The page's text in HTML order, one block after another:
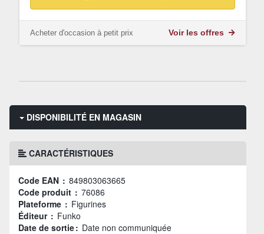
Acheter d'occasion à petit prix Voir les offres
DISPONIBILITÉ EN MAGASIN
CARACTÉRISTIQUES
Code EAN : 849803063665
Code produit : 76086
Plateforme : Figurines
Éditeur : Funko
Date de sortie : Date non communiquée